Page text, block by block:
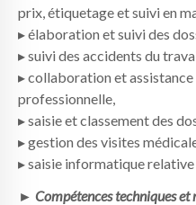
prix, étiquetage et suivi en
▸ élaboration et suivi des
▸ suivi des accidents du
▸ collaboration et assistance
professionnelle,
▸ saisie et classement des
▸ gestion des visites
▸ saisie informatique relative
► Compétences techniques et